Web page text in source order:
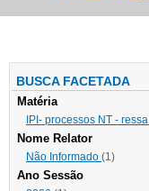
BUSCA FACETADA
Matéria
IPI- processos NT - ressa
Nome Relator
Não Informado (1)
Ano Sessão